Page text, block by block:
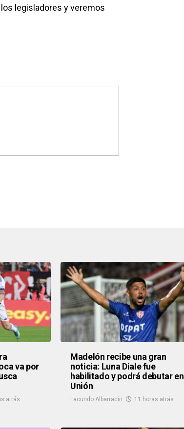
legisladores y veremos
va por
atrás
Madelón recibe una gran
noticia: Luna Diale fue
habilitado y podrá debutar en
Unión
Facundo Albarracín 11 horas atrás